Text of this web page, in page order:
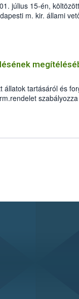
július 15-én,
m. kir. állami
15. szám alatti,
állatok tartásáról és
szabályozza
a veszélyes